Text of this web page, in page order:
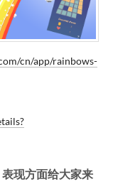
cn/app/rainbows-
现方面给大家来